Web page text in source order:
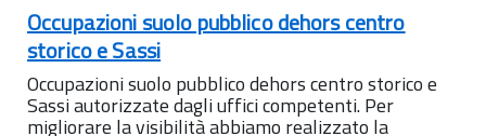
Occupazioni suolo pubblico dehors centro
storico e Sassi
Occupazioni suolo pubblico dehors centro storico e
Sassi autorizzate dagli uffici competenti. Per
migliorare la visibilità abbiamo realizzato la